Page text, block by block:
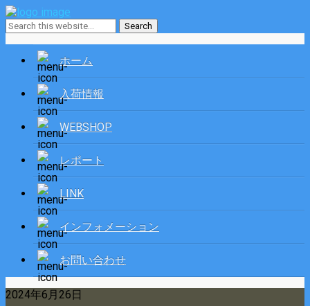
ホーム
入荷情報
WEBSHOP
レポート
LINK
インフォメーション
お問い合わせ
2024年6月26日